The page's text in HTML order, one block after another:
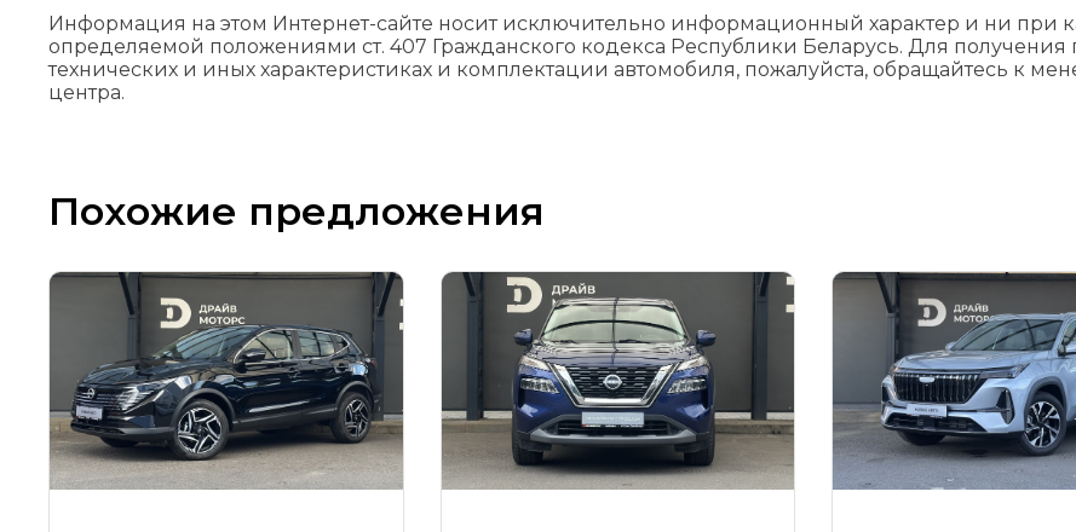
Информация на этом Интернет-сайте носит исключительно информационный характер и ни при
определяемой положениями cт. 407 Гражданского кодекса Республики Беларусь. Для
технических и иных характеристиках и комплектации автомобиля, пожалуйста, обращайтесь к
центра.
Похожие предложения